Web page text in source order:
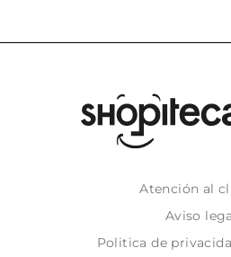
Atención al
Aviso
Politica de